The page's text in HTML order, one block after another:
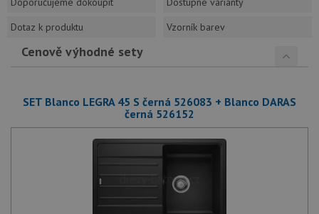
Dotaz k produktu
Vzorník barev
Cenově výhodné sety
SET Blanco LEGRA 45 S černá 526083 + Blanco DARAS
černá 526152